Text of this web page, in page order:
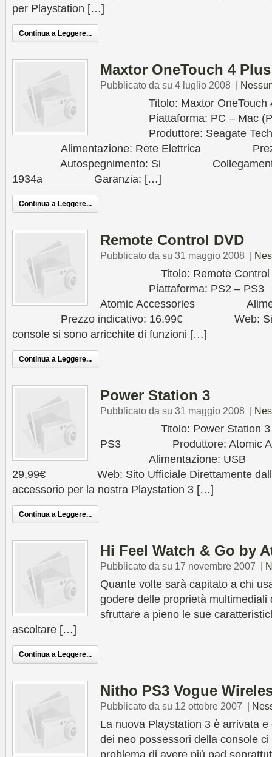
per Playstation […]
Continua a Leggere...
Maxtor OneTouch 4
Pubblicato da su 4 luglio 2008 |
Titolo: Maxtor OneTouch 4
Piattaforma: PC – Mac
Produttore: Seagate
Alimentazione: Rete Elettrica Prezzo
Autospegnimento: Si Collegamento:
1934a Garanzia: […]
Continua a Leggere...
Remote Control DVD
Pubblicato da su 31 maggio 2008 |
Titolo: Remote Control
Piattaforma: PS2 –
Atomic Accessories
Prezzo indicativo: 16,99€ Web: Sito
console si sono arricchite di funzioni […]
Continua a Leggere...
Power Station 3
Pubblicato da su 31 maggio 2008 |
Titolo: Power Station
PS3 Produttore: Atomic
Alimentazione: USB
29,99€ Web: Sito Ufficiale Direttamente dalla
accessorio per la nostra Playstation 3 […]
Continua a Leggere...
Hi Feel Watch & Go by
Pubblicato da su 17 novembre 2007 |
Quante volte sarà capitato a chi
godere delle proprietà multimediali
sfruttare a pieno le sue
ascoltare […]
Continua a Leggere...
Nitho PS3 Vogue
Pubblicato da su 12 ottobre 2007 |
La nuova Playstation 3 è arrivata
dei neo possessori della console
problema di avere più pad